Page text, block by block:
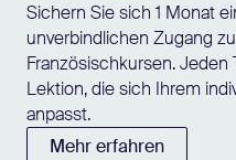
Sichern Sie sich 1 Monat
unverbindlichen Zugang
Französischkursen. Jeden
Lektion, die sich Ihrem
anpasst.
Mehr erfahren